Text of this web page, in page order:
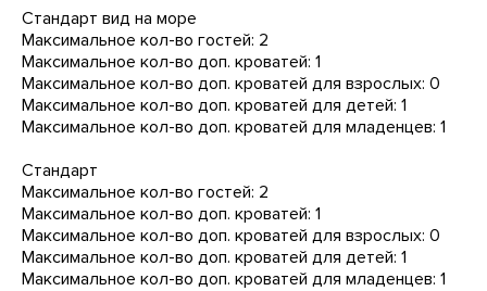
Стандарт вид на море
Максимальное кол-во гостей: 2
Максимальное кол-во доп. кроватей: 1
Максимальное кол-во доп. кроватей для взрослых: 0
Максимальное кол-во доп. кроватей для детей: 1
Максимальное кол-во доп. кроватей для младенцев: 1
Стандарт
Максимальное кол-во гостей: 2
Максимальное кол-во доп. кроватей: 1
Максимальное кол-во доп. кроватей для взрослых: 0
Максимальное кол-во доп. кроватей для детей: 1
Максимальное кол-во доп. кроватей для младенцев: 1